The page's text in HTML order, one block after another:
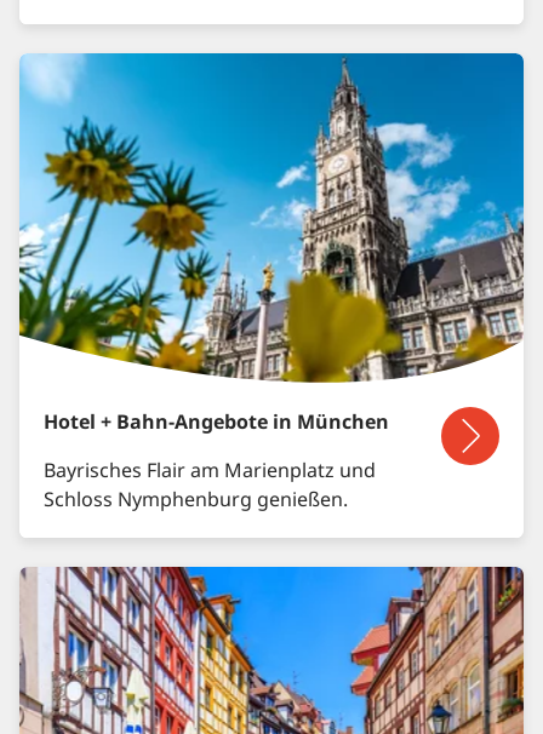
Hotel + Bahn-Angebote in München
Bayrisches Flair am Marienplatz und
Schloss Nymphenburg genießen.